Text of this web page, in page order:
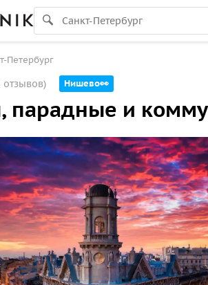
Петербург
отзывов) Нишево👀
и